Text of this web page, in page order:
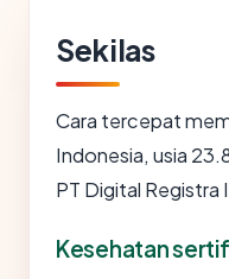
Sekilas
Cara tercepat
Indonesia, usia
PT Digital Registra
Kesehatan